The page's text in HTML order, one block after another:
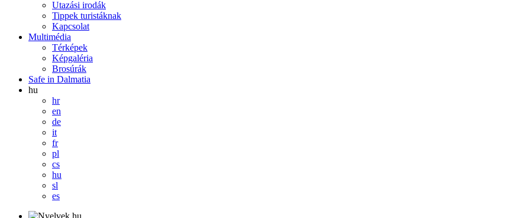
Utazási irodák
Tippek turistáknak
Kapcsolat
Multimédia
Térképek
Képgaléria
Brosúrák
Safe in Dalmatia
hu
hr
en
de
it
fr
pl
cs
hu
sl
es
hu